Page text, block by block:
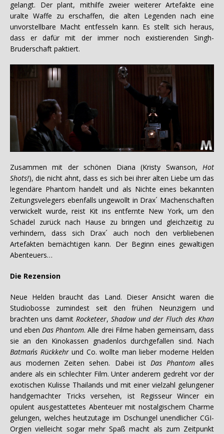
gelangt. Der plant, mithilfe zweier weiterer Artefakte eine
uralte Waffe zu erschaffen, die alten Legenden nach eine
unvorstellbare Macht entfesseln kann. Es stellt sich heraus,
dass er dafür mit der immer noch existierenden Singh-
Bruderschaft paktiert.
Zusammen mit der schönen Diana (Kristy Swanson, Hot
Shots!), die nicht ahnt, dass es sich bei ihrer alten Liebe um das
legendäre Phantom handelt und als Nichte eines bekannten
Zeitungsvelegers ebenfalls ungewollt in Drax´ Machenschaften
verwickelt wurde, reist Kit ins entfernte New York, um den
Schädel zurück nach Hause zu bringen und gleichzeitig zu
verhindern, dass sich Drax´ auch noch den verbliebenen
Artefakten bemächtigen kann. Der Beginn eines gewaltigen
Abenteuers…
Die Rezension
Neue Helden braucht das Land. Dieser Ansicht waren die
Studiobosse zumindest seit den frühen Neunzigern und
brachten uns damitRocketeer, Shadow und der Fluch des Khan
und ebenDas Phantom. Alle drei Filme haben gemeinsam, dass
sie an den Kinokassen gnadenlos durchgefallen sind. Nach
Batman´s Rückkehrund Co. wollte man lieber moderne Helden
aus modernen Zeiten sehen. Dabei ist Das Phantomalles
andere als ein schlechter Film. Unter anderem gedreht vor der
exotischen Kulisse Thailands und mit einer vielzahl gelungener
handgemachter Tricks versehen, ist Regisseur Wincer ein
opulent ausgestattetes Abenteuer mit nostalgischem Charme
gelungen, welches heutzutage im Dschungel unendlicher CGI-
Orgien vielleicht sogar mehr Spaß macht als zum Zeitpunkt